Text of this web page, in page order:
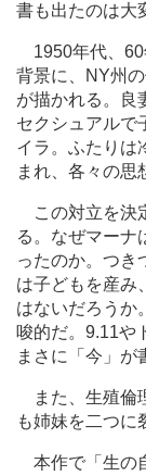
書も出たのは大
1950年代、60
背景に、NY州
が描かれる。良
セクシュアルで
イラ。ふたりは
まれ、各々の思
この対立を決
る。なぜマーナ
ったのか。つき
は子どもを産み
はないだろうか
唆的だ。9.11や
まさに「今」が
また、生殖倫
も姉妹を二つに
本作で「生の